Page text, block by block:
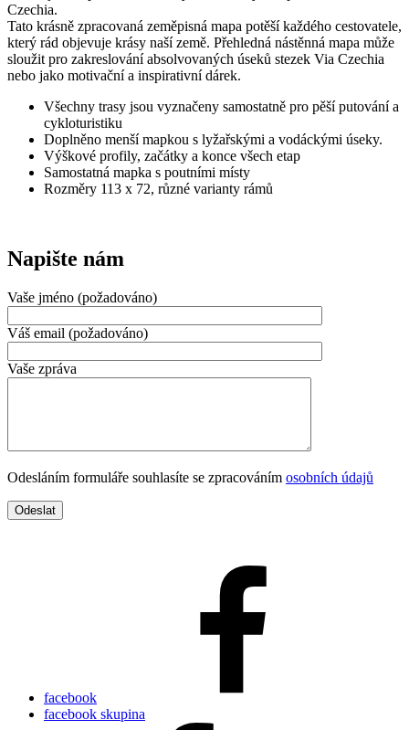
Czechia.
Tato krásně zpracovaná zeměpisná mapa potěší každého cestovatele,
který rád objevuje krásy naší země. Přehledná nástěnná mapa může
sloužit pro zakreslování absolvovaných úseků stezek Via Czechia
nebo jako motivační a inspirativní dárek.
Všechny trasy jsou vyznačeny samostatně pro pěší putování a
cykloturistiku
Doplněno menší mapkou s lyžařskými a vodáckými úseky.
Výškové profily, začátky a konce všech etap
Samostatná mapka s poutními místy
Rozměry 113 x 72, různé varianty rámů
Napište nám
Vaše jméno (požadováno)
Váš email (požadováno)
Vaše zpráva
Odesláním formuláře souhlasíte se zpracováním osobních údajů
facebook
facebook skupina